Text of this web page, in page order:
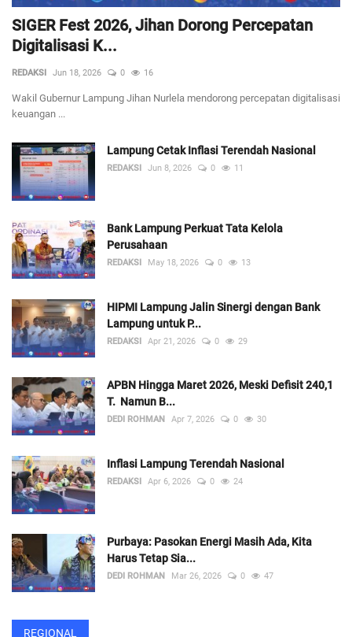
SIGER Fest 2026, Jihan Dorong Percepatan
Digitalisasi K...
REDAKSI Jun 18, 2026 0 16
Wakil Gubernur Lampung Jihan Nurlela mendorong percepatan digitalisasi
keuangan ...
Lampung Cetak Inflasi Terendah Nasional
REDAKSI Jun 8, 2026 0 11
Bank Lampung Perkuat Tata Kelola
Perusahaan
REDAKSI May 18, 2026 0 13
HIPMI Lampung Jalin Sinergi dengan Bank
Lampung untuk P...
REDAKSI Apr 21, 2026 0 29
APBN Hingga Maret 2026, Meski Defisit 240,1
T. Namun B...
DEDI ROHMAN Apr 7, 2026 0 30
Inflasi Lampung Terendah Nasional
REDAKSI Apr 6, 2026 0 24
Purbaya: Pasokan Energi Masih Ada, Kita
Harus Tetap Sia...
DEDI ROHMAN Mar 26, 2026 0 47
REGIONAL